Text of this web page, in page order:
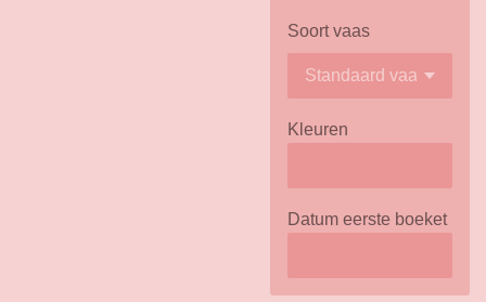
Soort vaas
Kleuren
Datum eerste boeket